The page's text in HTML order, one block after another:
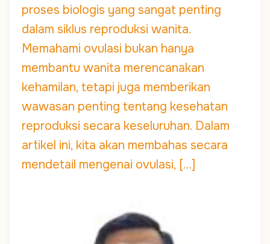
proses biologis yang sangat penting
dalam siklus reproduksi wanita.
Memahami ovulasi bukan hanya
membantu wanita merencanakan
kehamilan, tetapi juga memberikan
wawasan penting tentang kesehatan
reproduksi secara keseluruhan. Dalam
artikel ini, kita akan membahas secara
mendetail mengenai ovulasi, […]